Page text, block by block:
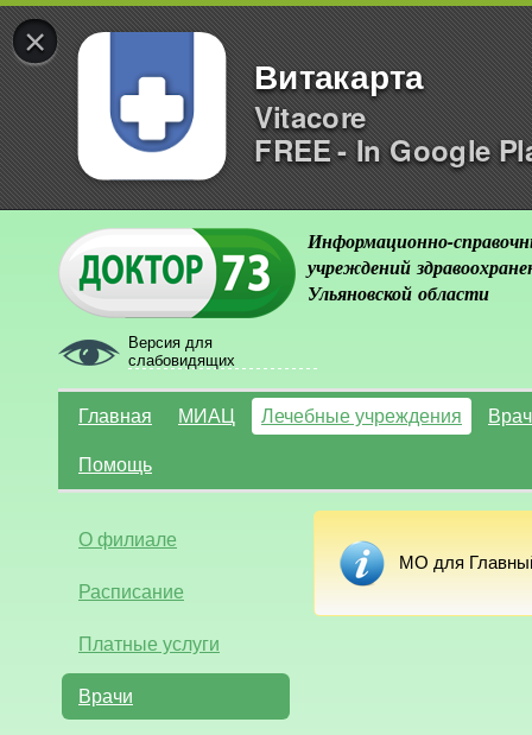
×
Витакарта
Vitacore
FREE - In Google
Версия для
слабовидящих
Информационно-
учреждений
Ульяновской области
Главная МИАЦ Лечебные учреждения
Помощь
О филиале
Расписание
Платные услуги
Врачи
МО для